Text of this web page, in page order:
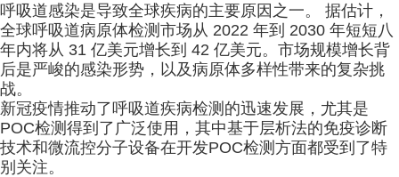
呼吸道感染是导致全球疾病的主要原因之一。 据估计，
全球呼吸道病原体检测市场从 2022 年到 2030 年短短八
年内将从 31 亿美元增长到 42 亿美元。市场规模增长背
后是严峻的感染形势，以及病原体多样性带来的复杂挑
战。
新冠疫情推动了呼吸道疾病检测的迅速发展，尤其是
POC检测得到了广泛使用，其中基于层析法的免疫诊断
技术和微流控分子设备在开发POC检测方面都受到了特
别关注。